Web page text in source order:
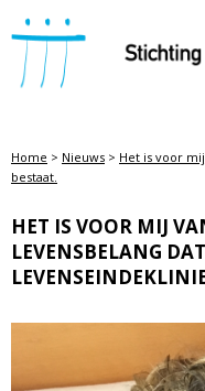
STICHTING
Home > Nieuws > Het is voor
bestaat.
HET IS VOOR MIJ
LEVENSBELANG